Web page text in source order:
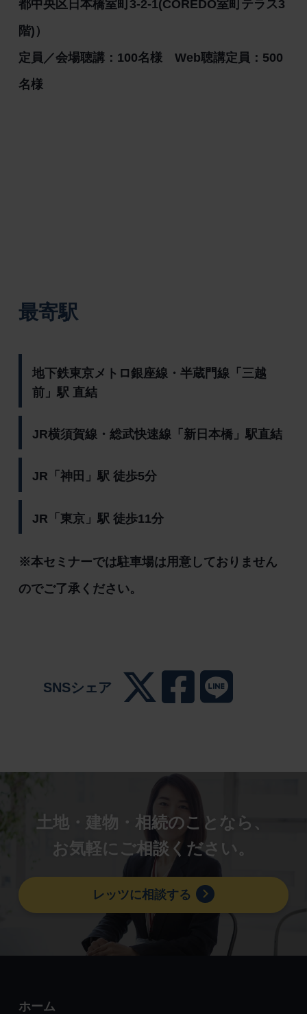
都中央区日本橋室町3-2-1(COREDO室町テラス3
階)）
定員／会場聴講：100名様 Web聴講定員：500
名様
最寄駅
地下鉄東京メトロ銀座線・半蔵門線「三越
前」駅 直結
JR横須賀線・総武快速線「新日本橋」駅直結
JR「神田」駅 徒歩5分
JR「東京」駅 徒歩11分
※本セミナーでは駐車場は用意しておりません
のでご了承ください。
SNSシェア
土地・建物・相続のことなら、
お気軽にご相談ください。
レッツに相談する
ホーム